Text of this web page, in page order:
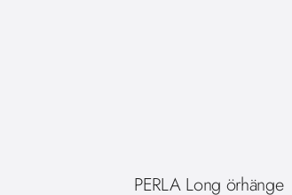
PERLA Long örhänge